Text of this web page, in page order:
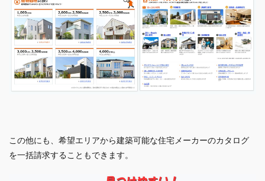
この他にも、希望エリアから建築可能な住宅メーカーのカタログ
を一括請求することもできます。